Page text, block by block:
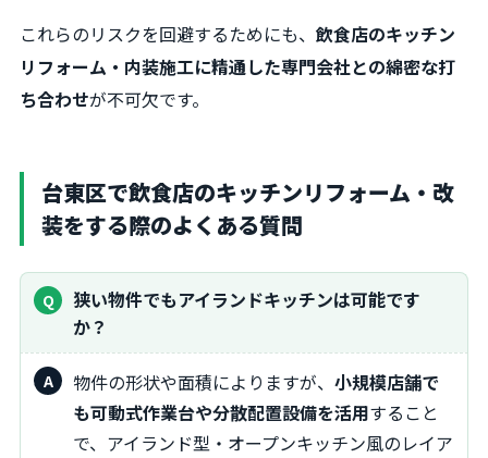
これらのリスクを回避するためにも、 飲食店のキッチン
リフォーム・内装施工に精通した専門会社との綿密な打
ち合わせが不可欠です。
台東区で飲食店のキッチンリフォーム・改
装をする際のよくある質問
狭い物件でもアイランドキッチンは可能です
か？
物件の形状や面積によりますが、 小規模店舗で
も可動式作業台や分散配置設備を活用すること
で、アイランド型・オープンキッチン風のレイア